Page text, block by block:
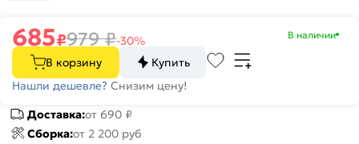
685₽979₽-30% В наличии
В корзину
Купить
Нашли дешевле? Снизим цену!
Доставка:от 690 ₽
Сборка:от 2 200 руб